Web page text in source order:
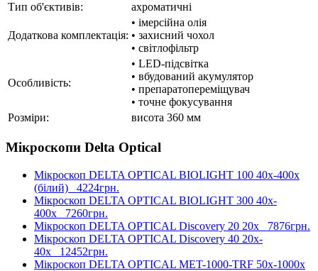
Тип об'єктивів:
ахроматичні
Додаткова комплектація:
• імерсійна олія
• захисний чохол
• світлофільтр
Особливість:
• LED-підсвітка
• вбудований акумулятор
• препаратопереміщувач
• точне фокусування
Розміри:
висота 360 мм
Мікроскопи Delta Optical
Мікроскоп DELTA OPTICAL BIOLIGHT 100 40x-400x
(білий) 4224грн.
Мікроскоп DELTA OPTICAL BIOLIGHT 300 40x-
400x 7260грн.
Мікроскоп DELTA OPTICAL Discovery 20 20x 7876грн.
Мікроскоп DELTA OPTICAL Discovery 40 20x-
40x 12452грн.
Мікроскоп DELTA OPTICAL MET-1000-TRF 50х-1000х